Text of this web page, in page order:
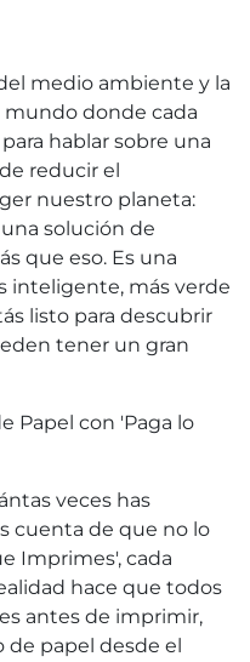
medio ambiente y la
mundo donde cada
hablar sobre una
reducir el
nuestro planeta:
solución de
que eso. Es una
inteligente, más verde
listo para descubrir
tener un gran
Papel con 'Paga lo
veces has
cuenta de que no lo
Imprimes', cada
hace que todos
antes de imprimir,
de papel desde el